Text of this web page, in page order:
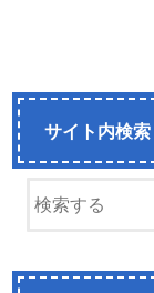
サイト内検索